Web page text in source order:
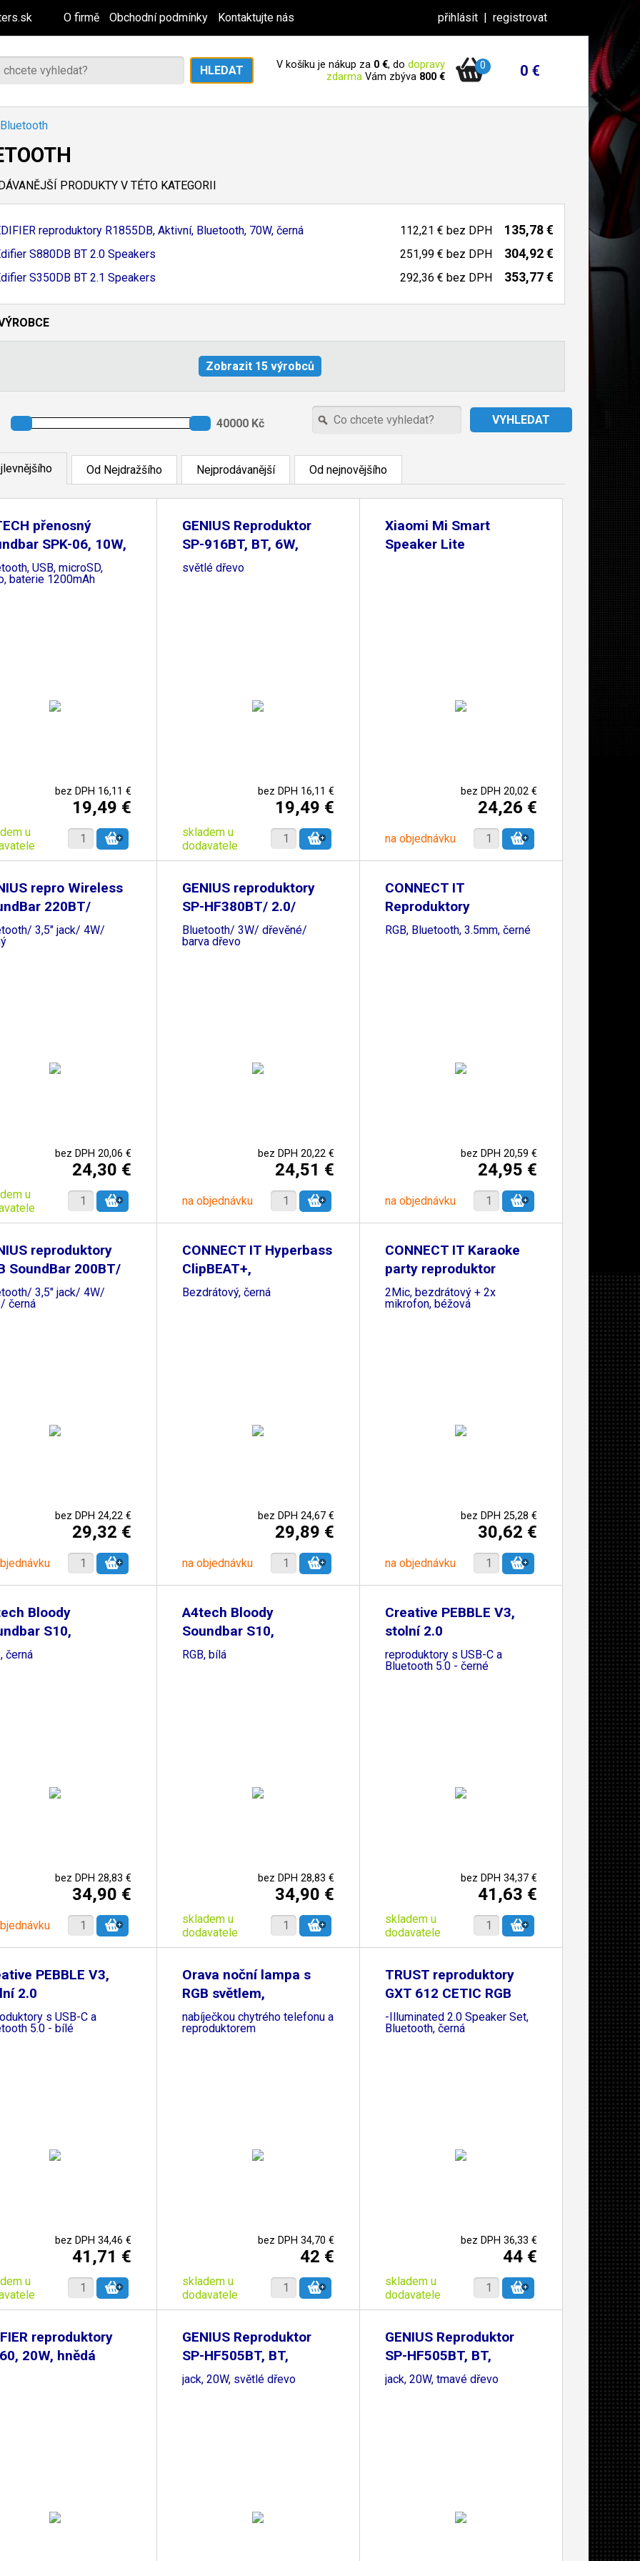
O firmě Obchodní podmínky Kontaktujte nás přihlásit | registrovat
V košíku je nákup za 0 €, do dopravy
zdarma Vám zbýva 800 €
0 0 €
Bluetooth
PRODUKTY V TÉTO KATEGORII
reproduktory R1855DB, Aktivní, Bluetooth, 70W, černá 112,21 € bez DPH 135,78 €
S880DB BT 2.0 Speakers 251,99 € bez DPH 304,92 €
S350DB BT 2.1 Speakers 292,36 € bez DPH 353,77 €
Od Nejdražšího Nejprodávanější Od nejnovějšího
přenosný
SPK-06, 10W,
USB, microSD,
baterie 1200mAh
bez DPH 16,11 €
19,49 €
u
GENIUS Reproduktor
SP-916BT, BT, 6W,
světlé dřevo
bez DPH 16,11 €
19,49 €
skladem u
dodavatele
Xiaomi Mi Smart
Speaker Lite
bez DPH 20,02 €
24,26 €
na objednávku
repro Wireless
220BT/
3,5" jack/ 4W/
bez DPH 20,06 €
24,30 €
u
GENIUS reproduktory
SP-HF380BT/ 2.0/
Bluetooth/ 3W/ dřevěné/
barva dřevo
bez DPH 20,22 €
24,51 €
na objednávku
CONNECT IT
Reproduktory
BIOHAZARD PC,
RGB, Bluetooth, 3.5mm, černé
bez DPH 20,59 €
24,95 €
na objednávku
reproduktory
SoundBar 200BT/
3,5" jack/ 4W/
černá
bez DPH 24,22 €
29,32 €
CONNECT IT Hyperbass
ClipBEAT+,
Bezdrátový, černá
bez DPH 24,67 €
29,89 €
na objednávku
CONNECT IT Karaoke
party reproduktor
2Mic, bezdrátový + 2x
mikrofon, béžová
bez DPH 25,28 €
30,62 €
na objednávku
Bloody
S10,
černá
bez DPH 28,83 €
34,90 €
A4tech Bloody
Soundbar S10,
Bluetooth,
RGB, bílá
bez DPH 28,83 €
34,90 €
skladem u
dodavatele
Creative PEBBLE V3,
stolní 2.0
reproduktory s USB-C a
Bluetooth 5.0 - černé
bez DPH 34,37 €
41,63 €
skladem u
dodavatele
PEBBLE V3,
2.0
s USB-C a
5.0 - bílé
bez DPH 34,46 €
41,71 €
u
Orava noční lampa s
RGB světlem,
nabíječkou chytrého telefonu a
reproduktorem
bez DPH 34,70 €
42 €
skladem u
dodavatele
TRUST reproduktory
GXT 612 CETIC RGB
-Illuminated 2.0 Speaker Set,
Bluetooth, černá
bez DPH 36,33 €
44 €
skladem u
dodavatele
reproduktory
20W, hnědá
GENIUS Reproduktor
SP-HF505BT, BT,
3.5mm
jack, 20W, světlé dřevo
GENIUS Reproduktor
SP-HF505BT, BT,
3.5mm
jack, 20W, tmavé dřevo